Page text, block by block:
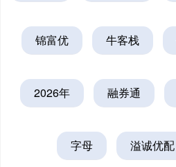
锦富优 牛客栈
2026年 融券通
字母 溢诚优配